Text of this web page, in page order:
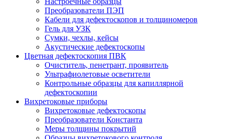
Преобразователи ПЭП
Кабели для дефектоскопов и толщиномеров
Гель для УЗК
Сумки, чехлы, кейсы
Акустические дефектоскопы
Цветная дефектоскопия ПВК
Очиститель, пенетрант, проявитель
Ультрафиолетовые осветители
Контрольные образцы для капиллярной
дефектоскопии
Вихретоковые приборы
Вихретоковые дефектоскопы
Преобразователи Константа
Меры толщины покрытий